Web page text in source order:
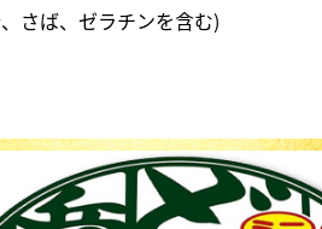
さば、ゼラチンを含む)